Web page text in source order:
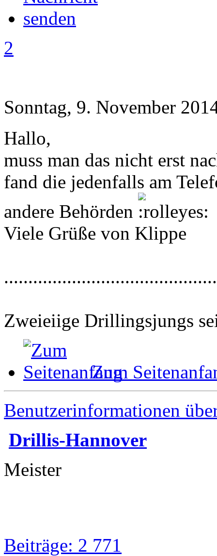
2
Sonntag, 9. November
Hallo,
muss man das nicht erst
fand die jedenfalls am
andere Behörden
Viele Grüße von Klippe
Zweieiige Drillingsjungs
Zum
Benutzerinformationen
Drillis-Hannover
Meister
Beiträge: 2 771